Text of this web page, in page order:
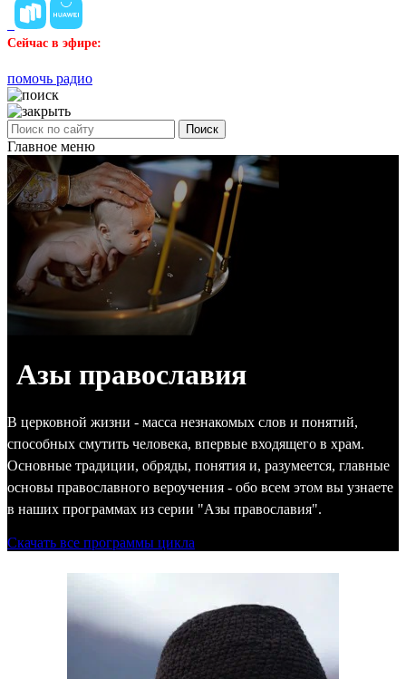
Сейчас в эфире:
помочь радио
Поиск
Главное меню
Азы православия
В церковной жизни - масса незнакомых слов и понятий,
способных смутить человека, впервые входящего в храм.
Основные традиции, обряды, понятия и, разумеется, главные
основы православного вероучения - обо всем этом вы узнаете
в наших программах из серии "Азы православия".
Скачать все программы цикла